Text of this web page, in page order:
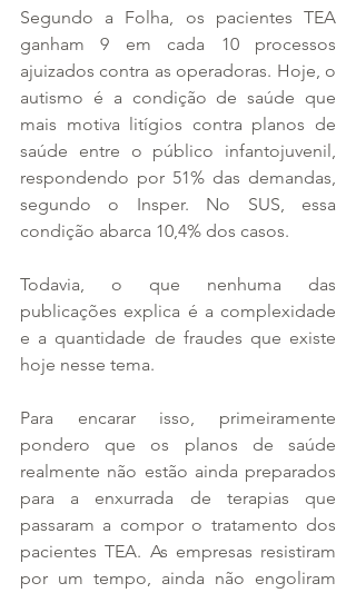
Segundo a Folha, os pacientes TEA
ganham 9 em cada 10 processos
ajuizados contra as operadoras. Hoje, o
autismo é a condição de saúde que
mais motiva litígios contra planos de
saúde entre o público infantojuvenil,
respondendo por 51% das demandas,
segundo o Insper. No SUS, essa
condição abarca 10,4% dos casos.
Todavia, o que nenhuma das
publicações explica é a complexidade
e a quantidade de fraudes que existe
hoje nesse tema.
Para encarar isso, primeiramente
pondero que os planos de saúde
realmente não estão ainda preparados
para a enxurrada de terapias que
passaram a compor o tratamento dos
pacientes TEA. As empresas resistiram
por um tempo, ainda não engoliram